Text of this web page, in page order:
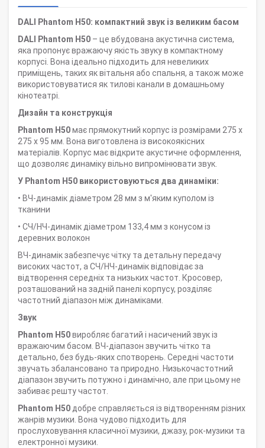
DALI Phantom H50: компактний звук із великим басом
DALI Phantom H50 – це вбудована акустична система,
яка пропонує вражаючу якість звуку в компактному
корпусі. Вона ідеально підходить для невеликих
приміщень, таких як вітальня або спальня, а також може
використовуватися як тилові канали в домашньому
кінотеатрі.
Дизайн та конструкція
Phantom H50має прямокутний корпус із розмірами 275 x
275 x 95 мм. Вона виготовлена із високоякісних
матеріалів. Корпус має відкрите акустичне оформлення,
що дозволяє динаміку вільно випромінювати звук.
У Phantom H50 використовуються два динаміки:
• ВЧ-динамік діаметром 28 мм з м'яким куполом із
тканини
• СЧ/НЧ-динамік діаметром 133,4 мм з конусом із
деревних волокон
ВЧ-динамік забезпечує чітку та детальну передачу
високих частот, а СЧ/НЧ-динамік відповідає за
відтворення середніх та низьких частот. Кросовер,
розташований на задній панелі корпусу, розділяє
частотний діапазон між динаміками.
Звук
Phantom H50виробляє багатий і насичений звук із
вражаючим басом. ВЧ-діапазон звучить чітко та
детально, без будь-яких спотворень. Середні частоти
звучать збалансовано та природно. Низькочастотний
діапазон звучить потужно і динамічно, але при цьому не
забиває решту частот.
Phantom H50добре справляється із відтворенням різних
жанрів музики. Вона чудово підходить для
прослуховування класичної музики, джазу, рок-музики та
електронної музики.